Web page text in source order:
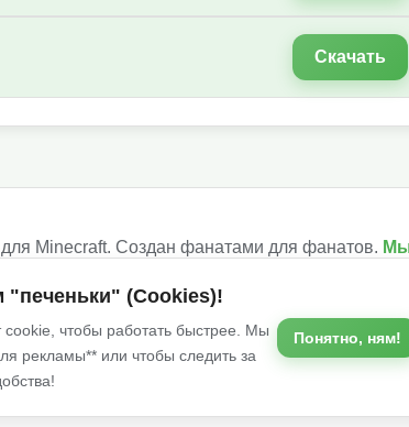
Скачать
Minecraft. Создан фанатами для фанатов.
их авторам.
Условия
(Cookies)!
cookie, чтобы работать быстрее. Мы
рекламы** или чтобы следить за
Понятно, ням!